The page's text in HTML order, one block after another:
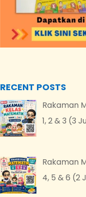
RECENT POSTS
Rakaman
1, 2 & 3 (3
Rakaman
4, 5 & 6 (2